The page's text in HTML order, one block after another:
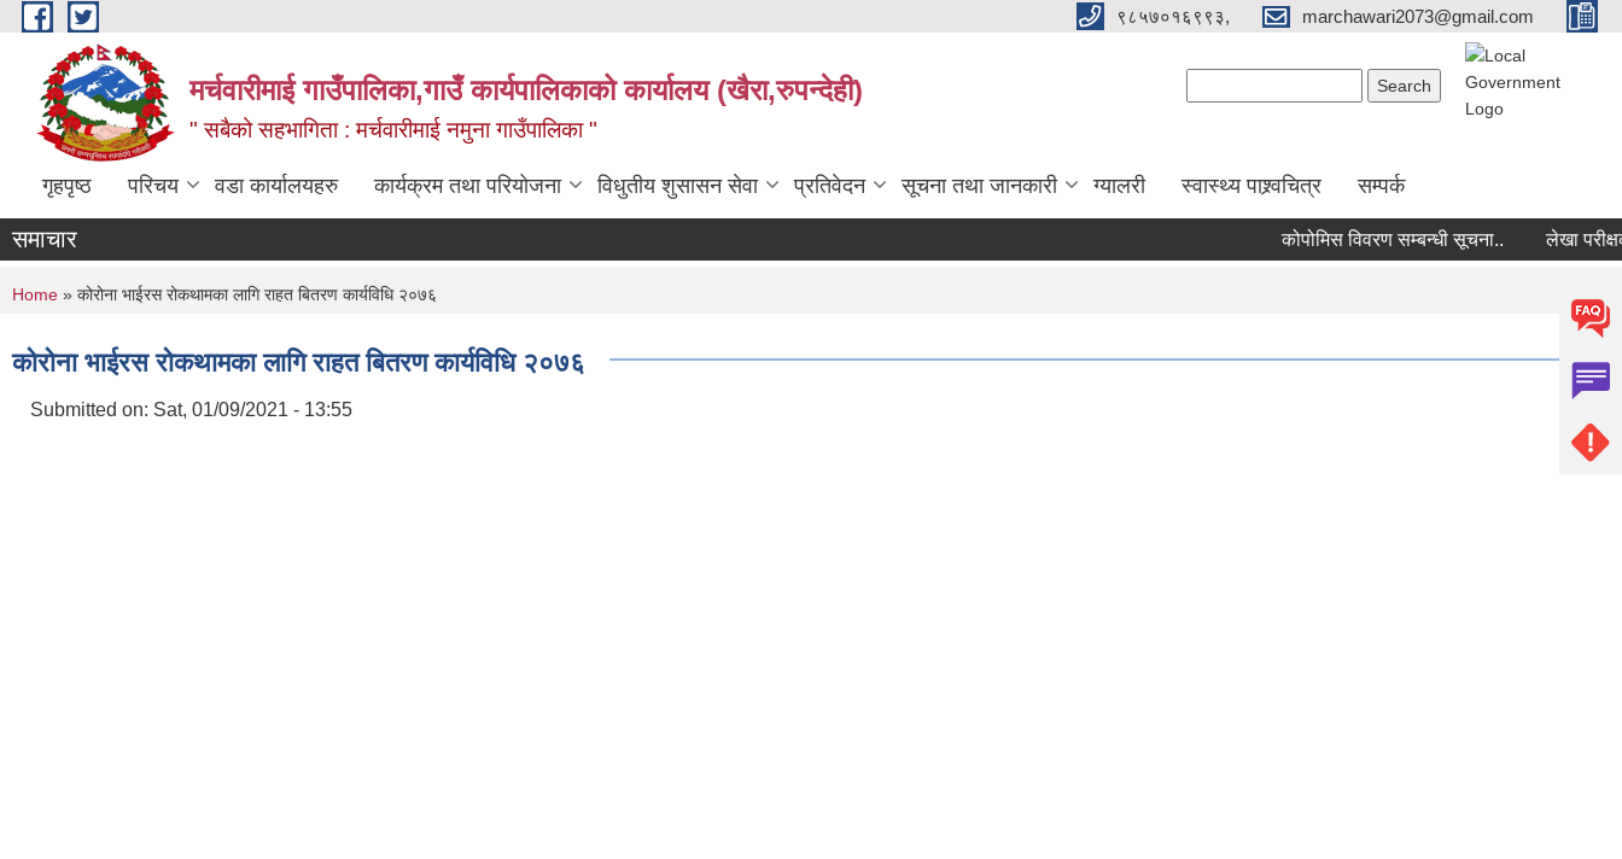
Skip to main content ९८५७०१६९९३, marchawari2073@gmail.com
मर्चवारीमाई गाउँपालिका,गाउँ कार्यपालिकाको कार्यालय (खैरा,रुपन्देही)
" सबैको सहभागिता : मर्चवारीमाई नमुना गाउँपालिका "
गृहपृष्ठ परिचय वडा कार्यालयहरु कार्यक्रम तथा परियोजना विधुतीय शुसासन सेवा प्रतिवेदन सूचना तथा जानकारी ग्यालरी स्वास्थ्य पाश्र्वचित्र सम्पर्क
समाचार कोपोमिस विवरण सम्बन्धी सूचना.. लेखा परीक्षक
You are here
Home » कोरोना भाईरस रोकथामका लागि राहत बितरण कार्यविधि २०७६
कोरोना भाईरस रोकथामका लागि राहत बितरण कार्यविधि २०७६
Submitted on: Sat, 01/09/2021 - 13:55